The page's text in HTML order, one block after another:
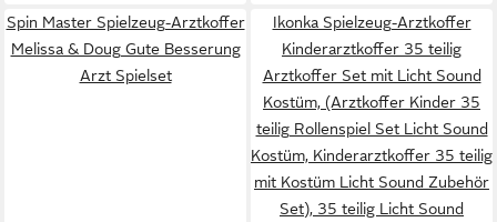
Spin Master Spielzeug-Arztkoffer
Melissa & Doug Gute Besserung
Arzt Spielset
Ikonka Spielzeug-Arztkoffer
Kinderarztkoffer 35 teilig
Arztkoffer Set mit Licht Sound
Kostüm, (Arztkoffer Kinder 35
teilig Rollenspiel Set Licht Sound
Kostüm, Kinderarztkoffer 35 teilig
mit Kostüm Licht Sound Zubehör
Set), 35 teilig Licht Sound